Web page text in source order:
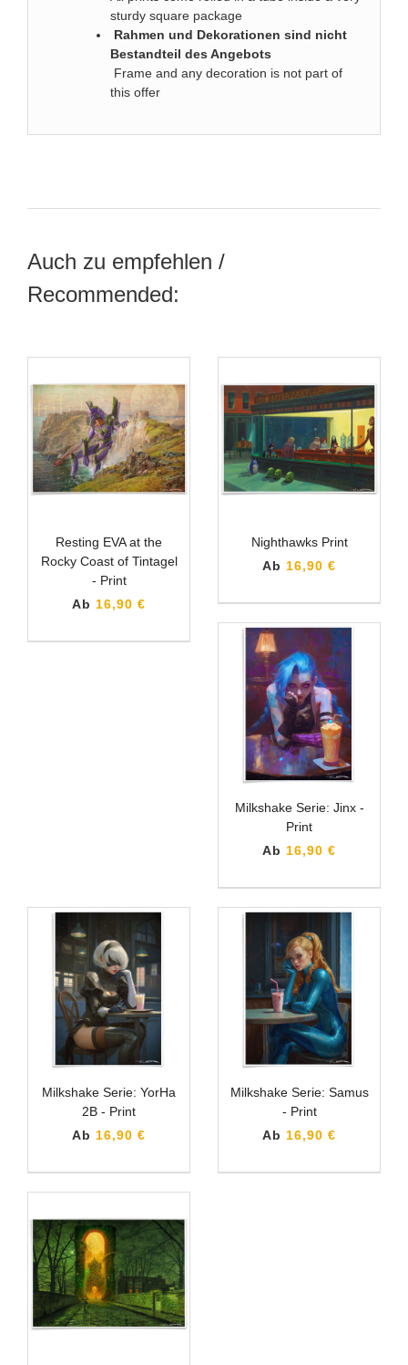
sturdy square package
Rahmen und Dekorationen sind nicht
Bestandteil des Angebots
Frame and any decoration is not part of
this offer
Auch zu empfehlen /
Recommended:
Resting EVA at the
Rocky Coast of Tintagel
- Print
Ab 16,90 €
Nighthawks Print
Ab 16,90 €
Milkshake Serie: Jinx -
Print
Ab 16,90 €
Milkshake Serie: YorHa
2B - Print
Ab 16,90 €
Milkshake Serie: Samus
- Print
Ab 16,90 €